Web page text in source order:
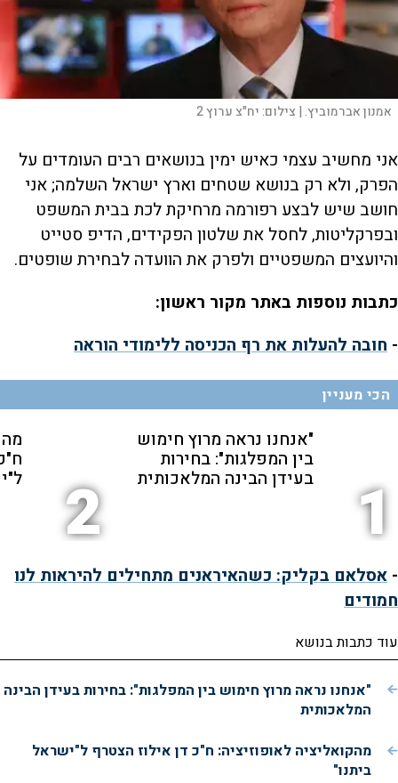
אמנון אברמוביץ. | צילום:יח"צ ערוץ 2
אני מחשיב עצמי כאיש ימין בנושאים רבים העומדים על
הפרק, ולא רק בנושא שטחים וארץ ישראל השלמה; אני
חושב שיש לבצע רפורמה מרחיקת לכת בבית המשפט
ובפרקליטות, לחסל את שלטון הפקידים, הדיפ סטייט
והיועצים המשפטיים ולפרק את הוועדה לבחירת שופטים.
כתבות נוספות באתר מקור ראשון:
- חובה להעלות את רף הכניסה ללימודי הוראה
הכי מעניין
1
"אנחנו נראה מרוץ חימוש
בין המפלגות": בחירות
בעידן הבינה המלאכותית 2
- אסלאם בקליק: כשהאיראנים מתחילים להיראות לנו
חמודים
עוד כתבות בנושא
"אנחנו נראה מרוץ חימוש בין המפלגות": בחירות בעידן הבינה
המלאכותית
מהקואליציה לאופוזיציה: ח"כ דן אילוז הצטרף ל"ישראל
ביתנו"